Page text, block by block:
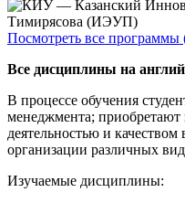
Посмотреть все программы
Все дисциплины на
В процессе обучения
менеджмента;
деятельностью и
организации различных
Изучаемые дисциплины: